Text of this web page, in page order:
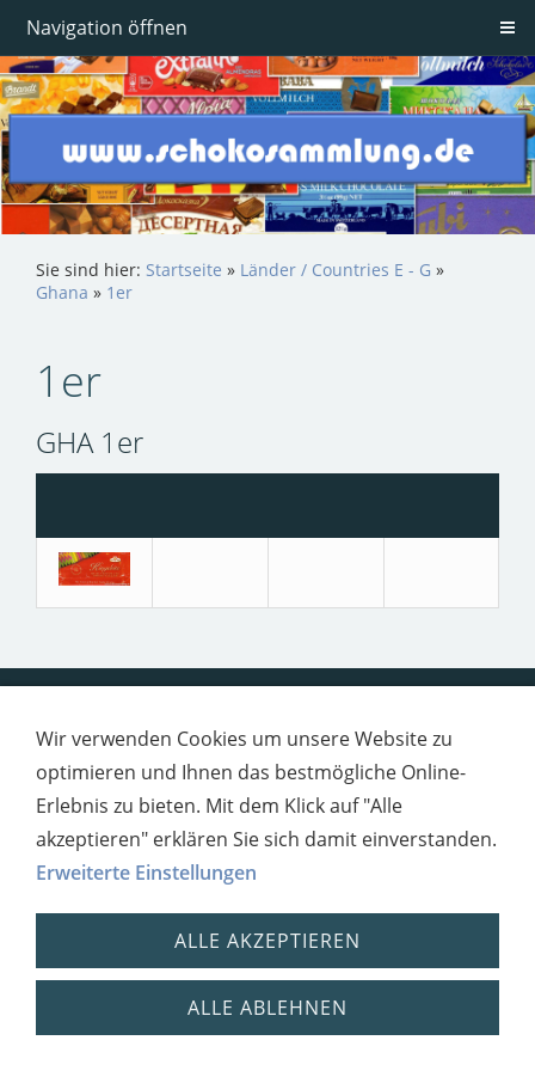
Navigation öffnen
Sie sind hier: Startseite » Länder / Countries E - G »
Ghana » 1er
1er
GHA 1er
Wir verwenden Cookies um unsere Website zu
optimieren und Ihnen das bestmögliche Online-
Erlebnis zu bieten. Mit dem Klick auf "Alle
akzeptieren" erklären Sie sich damit einverstanden.
Erweiterte Einstellungen
ALLE AKZEPTIEREN
ALLE ABLEHNEN